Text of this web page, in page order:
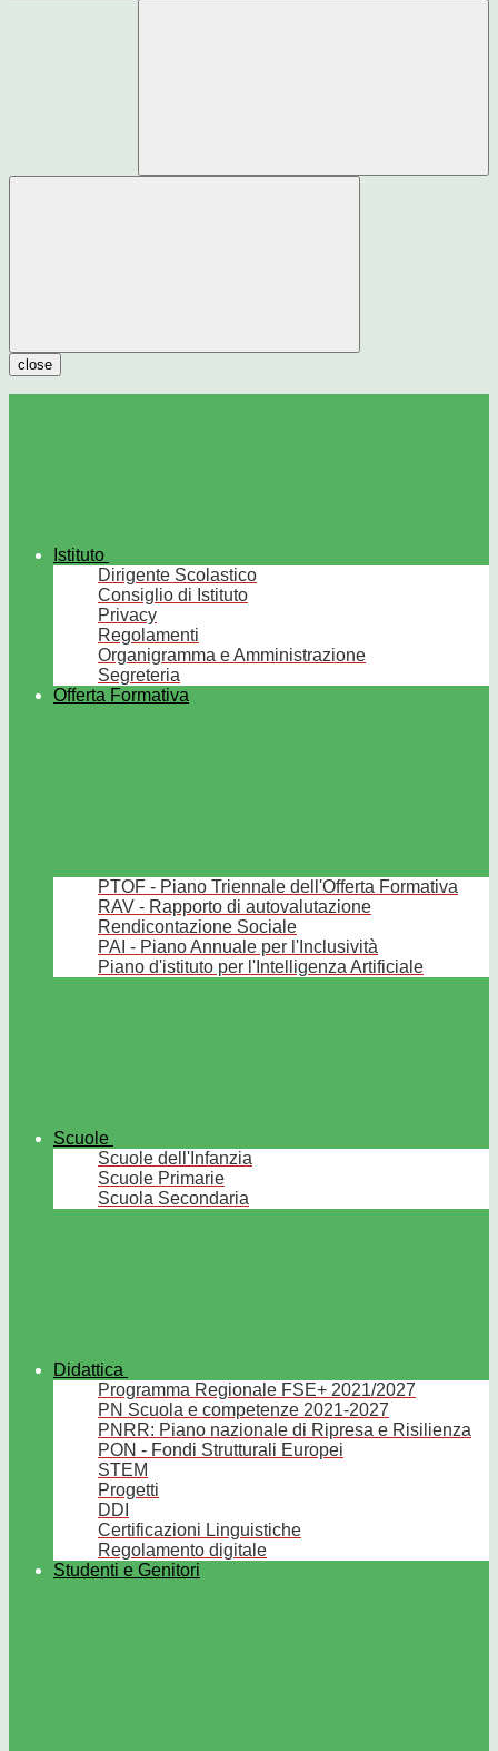
close
Istituto
Dirigente Scolastico
Consiglio di Istituto
Privacy
Regolamenti
Organigramma e Amministrazione
Segreteria
Offerta Formativa
PTOF - Piano Triennale dell'Offerta Formativa
RAV - Rapporto di autovalutazione
Rendicontazione Sociale
PAI - Piano Annuale per l'Inclusività
Piano d'istituto per l'Intelligenza Artificiale
Scuole
Scuole dell'Infanzia
Scuole Primarie
Scuola Secondaria
Didattica
Programma Regionale FSE+ 2021/2027
PN Scuola e competenze 2021-2027
PNRR: Piano nazionale di Ripresa e Risilienza
PON - Fondi Strutturali Europei
STEM
Progetti
DDI
Certificazioni Linguistiche
Regolamento digitale
Studenti e Genitori